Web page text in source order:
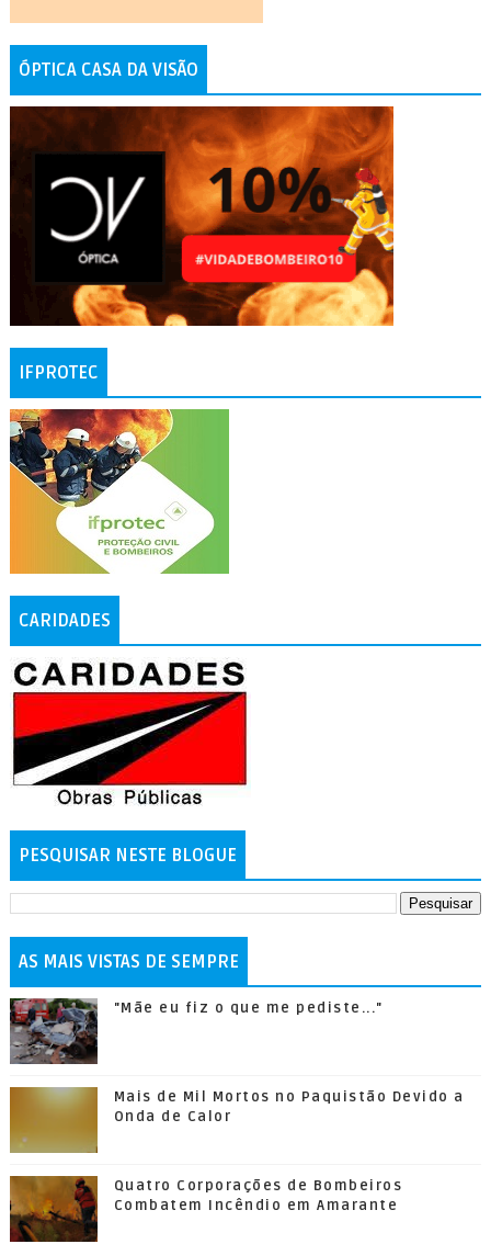
ÓPTICA CASA DA VISÃO
IFPROTEC
CARIDADES
PESQUISAR NESTE BLOGUE
AS MAIS VISTAS DE SEMPRE
"Mãe eu fiz o que me pediste..."
Mais de Mil Mortos no Paquistão Devido a
Onda de Calor
Quatro Corporações de Bombeiros
Combatem Incêndio em Amarante